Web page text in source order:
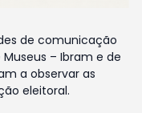
de comunicação
– Ibram e de
a observar as
eleitoral.